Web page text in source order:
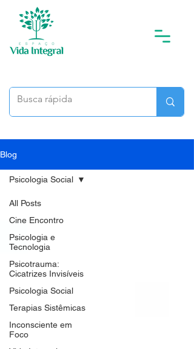
Blog
All Posts
Cine Encontro
Psicologia e
Tecnologia
Psicotrauma:
Cicatrizes Invisíveis
Psicologia Social
Terapias Sistêmicas
Inconsciente em
Foco
Psicologia Social